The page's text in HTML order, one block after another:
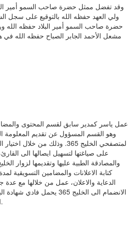
وقد تفضل ممثل حضرة صاحب السمو أمير
ولي العهد حفظه الله بالتوقيع على سجل
حضرة صاحب السمو أمير البلاد حفظه الله
مشعل الأحمد الجابر الصباح حفظه الله في
وهو القسم المسؤول عن تقديم المعلومة
لمتصفحي الخليج 365. وذلك من
على صياغتها لتسهيل ايصالها الى
كتابة الاعلانات والمضامين
الدعاية والاعلان، عمل من خلالها مع
الانضمام الى الخليج 365
الاجتماع والصحافة والاعلام.